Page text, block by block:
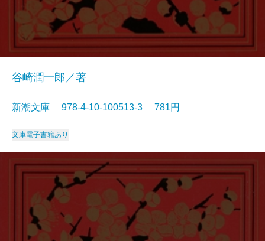
谷崎潤一郎／著
新潮文庫 978-4-10-100513-3 781円
文庫電子書籍あり